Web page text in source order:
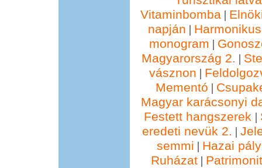
Vitaminbomba|
napján |
monogram |
Magyarország 2. |
vásznon |
Mementó |
Magyar karácsonyi
Festett hangszerek |
eredeti nevük 2. |
semmi | Hazai
Ruházat |